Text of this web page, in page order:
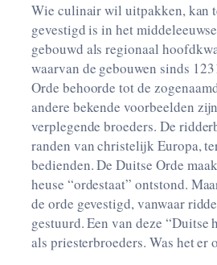
Wie culinair wil uitpakken, kan
gevestigd is in het
gebouwd als regionaal
waarvan de gebouwen sinds
Orde behoorde tot de
andere bekende voorbeelden
verplegende broeders. De
randen van christelijk Europa,
bedienden. De Duitse Orde
heuse “ordestaat” ontstond.
de orde gevestigd, vanwaar
gestuurd. Een van deze
als priesterbroeders. Was het er